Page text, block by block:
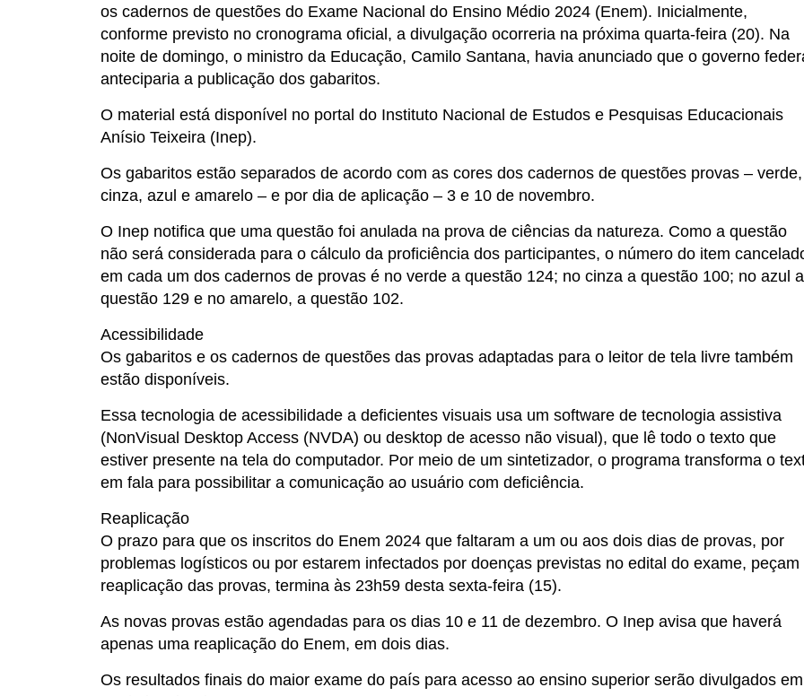
os cadernos de questões do Exame Nacional do Ensino Médio 2024 (Enem). Inicialmente,
conforme previsto no cronograma oficial, a divulgação ocorreria na próxima quarta-feira (20). Na
noite de domingo, o ministro da Educação, Camilo Santana, havia anunciado que o governo
anteciparia a publicação dos gabaritos.
O material está disponível no portal do Instituto Nacional de Estudos e Pesquisas Educacionais
Anísio Teixeira (Inep).
Os gabaritos estão separados de acordo com as cores dos cadernos de questões provas – verde,
cinza, azul e amarelo – e por dia de aplicação – 3 e 10 de novembro.
O Inep notifica que uma questão foi anulada na prova de ciências da natureza. Como a questão
não será considerada para o cálculo da proficiência dos participantes, o número do item
em cada um dos cadernos de provas é no verde a questão 124; no cinza a questão 100; no azul a
questão 129 e no amarelo, a questão 102.
Acessibilidade
Os gabaritos e os cadernos de questões das provas adaptadas para o leitor de tela livre também
estão disponíveis.
Essa tecnologia de acessibilidade a deficientes visuais usa um software de tecnologia assistiva
(NonVisual Desktop Access (NVDA) ou desktop de acesso não visual), que lê todo o texto que
estiver presente na tela do computador. Por meio de um sintetizador, o programa transforma o
em fala para possibilitar a comunicação ao usuário com deficiência.
Reaplicação
O prazo para que os inscritos do Enem 2024 que faltaram a um ou aos dois dias de provas, por
problemas logísticos ou por estarem infectados por doenças previstas no edital do exame, peçam
reaplicação das provas, termina às 23h59 desta sexta-feira (15).
As novas provas estão agendadas para os dias 10 e 11 de dezembro. O Inep avisa que haverá
apenas uma reaplicação do Enem, em dois dias.
Os resultados finais do maior exame do país para acesso ao ensino superior serão divulgados em